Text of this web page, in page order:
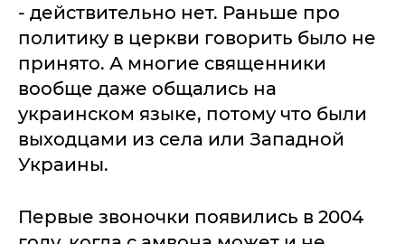
- действительно нет. Раньше про
политику в церкви говорить было не
принято. А многие священники
вообще даже общались на
украинском языке, потому что были
выходцами из села или Западной
Украины.
Первые звоночки появились в 2004